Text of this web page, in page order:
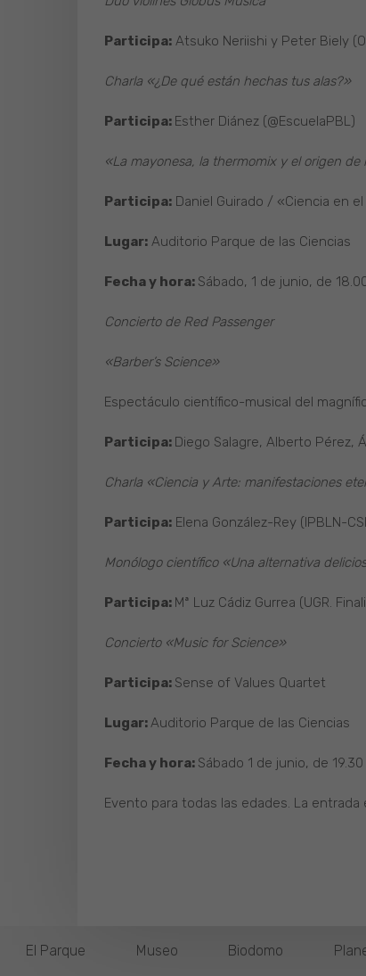
Participa: Atsuko Neriishi y Peter Biely
Charla «¿De qué están hechas tus alas?»
Participa: Esther Diánez (@EscuelaPBL)
«La mayonesa, la thermomix y el origen de
Participa: Daniel Guirado / «Ciencia en el
Lugar: Auditorio Parque de las Ciencias
Fecha y hora: Sábado, 1 de junio, de
Concierto de Red Passenger
«Barber’s Science»
Espectáculo científico-musical del
Participa: Diego Salagre, Alberto Pérez,
Charla «Ciencia y Arte: manifestaciones
Participa: Elena González-Rey (IPBLN-
Monólogo científico «Una alternativa
Participa: Mª Luz Cádiz Gurrea (UGR.
Concierto «Music for Science»
Participa: Sense of Values Quartet
Lugar:Auditorio Parque de las Ciencias
Fecha y hora: Sábado 1 de junio, de
Evento para todas las edades. La
El Parque Museo Biodomo